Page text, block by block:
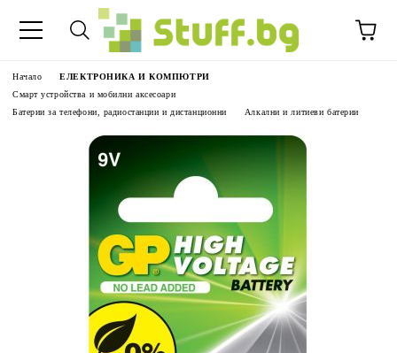
Начало
ЕЛЕКТРОНИКА И КОМПЮТРИ
Смарт устройства и мобилни аксесоари
Батерии за телефони, радиостанции и дистанционни
Алкални и литиеви батерии